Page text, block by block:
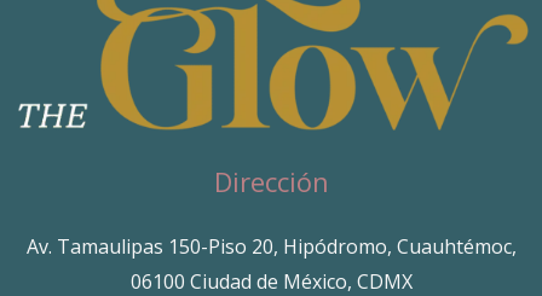
Dirección
Av. Tamaulipas 150-Piso 20, Hipódromo, Cuauhtémoc,
06100 Ciudad de México, CDMX